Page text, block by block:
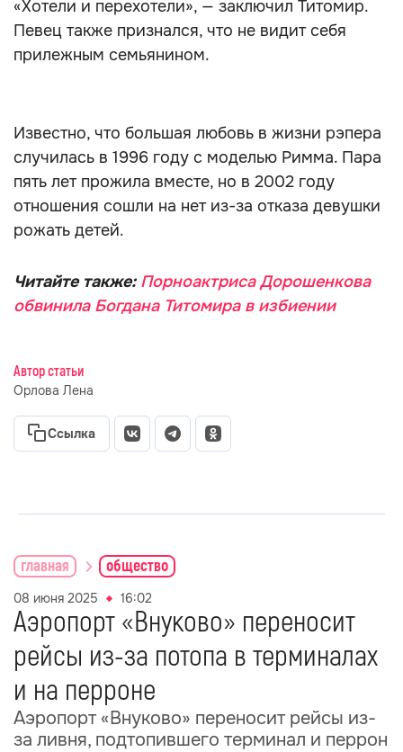
«Хотели и перехотели», — заключил Титомир.
Певец также признался, что не видит себя
прилежным семьянином.
Известно, что большая любовь в жизни рэпера
случилась в 1996 году с моделью Римма. Пара
пять лет прожила вместе, но в 2002 году
отношения сошли на нет из-за отказа девушки
рожать детей.
Читайте также: Порноактриса Дорошенкова
обвинила Богдана Титомира в избиении
Автор статьи
Орлова Лена
Ссылка
главная общество
08 июня 2025 16:02
Аэропорт «Внуково» переносит
рейсы из-за потопа в терминалах
и на перроне
Аэропорт «Внуково» переносит рейсы из-
за ливня, подтопившего терминал и перрон